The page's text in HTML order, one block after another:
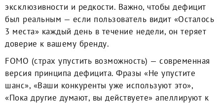
эксклюзивности и редкости. Важно, чтобы дефицит
был реальным — если пользователь видит «Осталось
3 места» каждый день в течение недели, он теряет
доверие к вашему бренду.
FOMO (страх упустить возможность) — современная
версия принципа дефицита. Фразы «Не упустите
шанс», «Ваши конкуренты уже используют это»,
«Пока другие думают, вы действуете» апеллируют к